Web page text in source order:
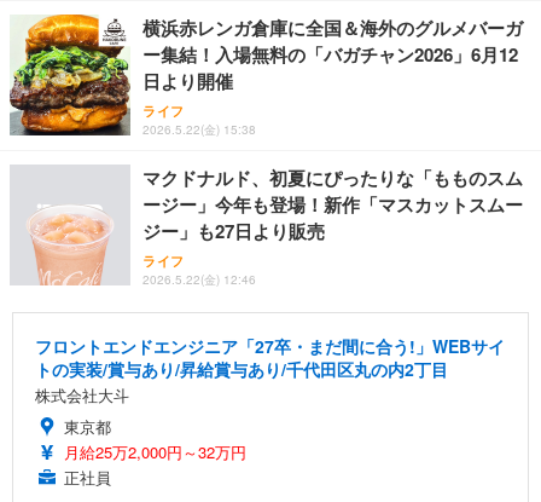
横浜赤レンガ倉庫に全国＆海外のグルメバーガ
ー集結！入場無料の「バガチャン2026」6月12
日より開催
ライフ
2026.5.22(金) 15:38
マクドナルド、初夏にぴったりな「もものスム
ージー」今年も登場！新作「マスカットスムー
ジー」も27日より販売
ライフ
2026.5.22(金) 12:46
フロントエンドエンジニア「27卒・まだ間に合う!」WEBサイ
トの実装/賞与あり/昇給賞与あり/千代田区丸の内2丁目
株式会社大斗
東京都
月給25万2,000円～32万円
正社員